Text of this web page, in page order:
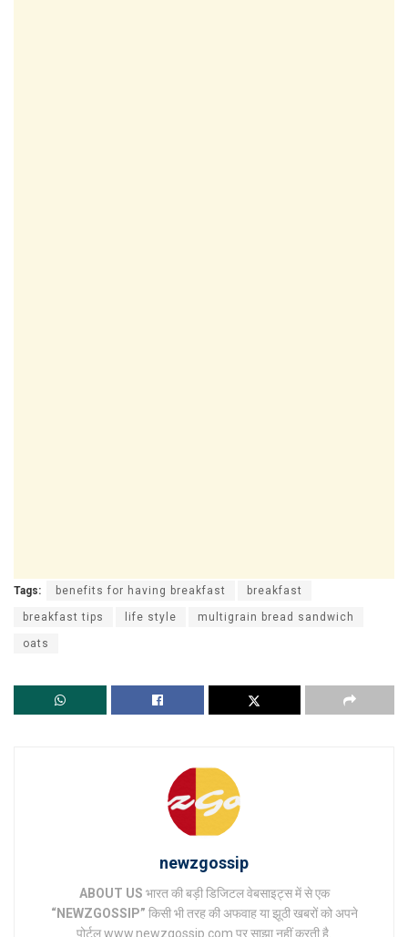
Tags: benefits for having breakfast breakfast
breakfast tips life style multigrain bread sandwich
oats
newzgossip
ABOUT US भारत की बड़ी डिजिटल वेबसाइट्स में से एक
“NEWZGOSSIP” किसी भी तरह की अफवाह या झूठी खबरों को अपने
पोर्टल www.newzgossip.com पर साझा नहीं करती है.